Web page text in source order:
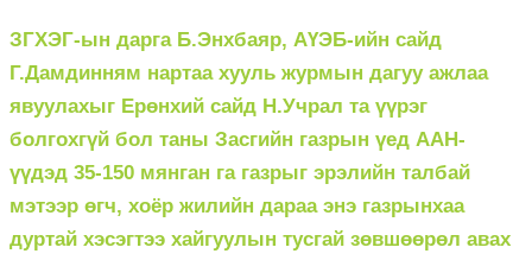
ЗГХЭГ-ын дарга Б.Энхбаяр, АҮЭБ-ийн сайд
Г.Дамдинням нартаа хууль журмын дагуу ажлаа
явуулахыг Ерөнхий сайд Н.Учрал та үүрэг
болгохгүй бол таны Засгийн газрын үед ААН-
үүдэд 35-150 мянган га газрыг эрэлийн талбай
мэтээр өгч, хоёр жилийн дараа энэ газрынхаа
дуртай хэсэгтээ хайгуулын тусгай зөвшөөрөл авах